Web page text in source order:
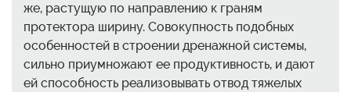
же, растущую по направлению к граням
протектора ширину. Совокупность подобных
особенностей в строении дренажной системы,
сильно приумножают ее продуктивность, и дают
ей способность реализовывать отвод тяжелых